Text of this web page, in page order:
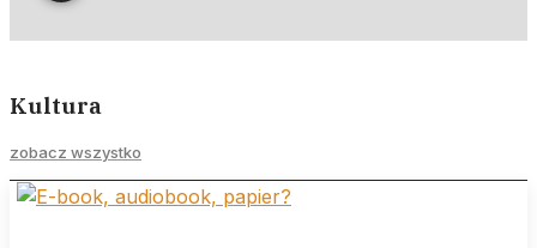
Kultura
zobacz wszystko